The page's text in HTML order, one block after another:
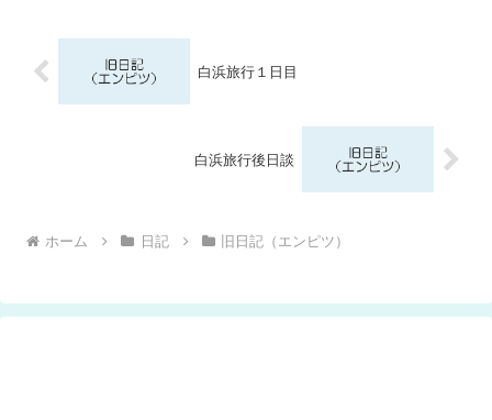
白浜旅行１日目
白浜旅行後日談
ホーム 日記 旧日記（エンピツ）